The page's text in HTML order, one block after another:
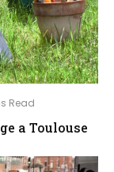
Read
a Toulouse